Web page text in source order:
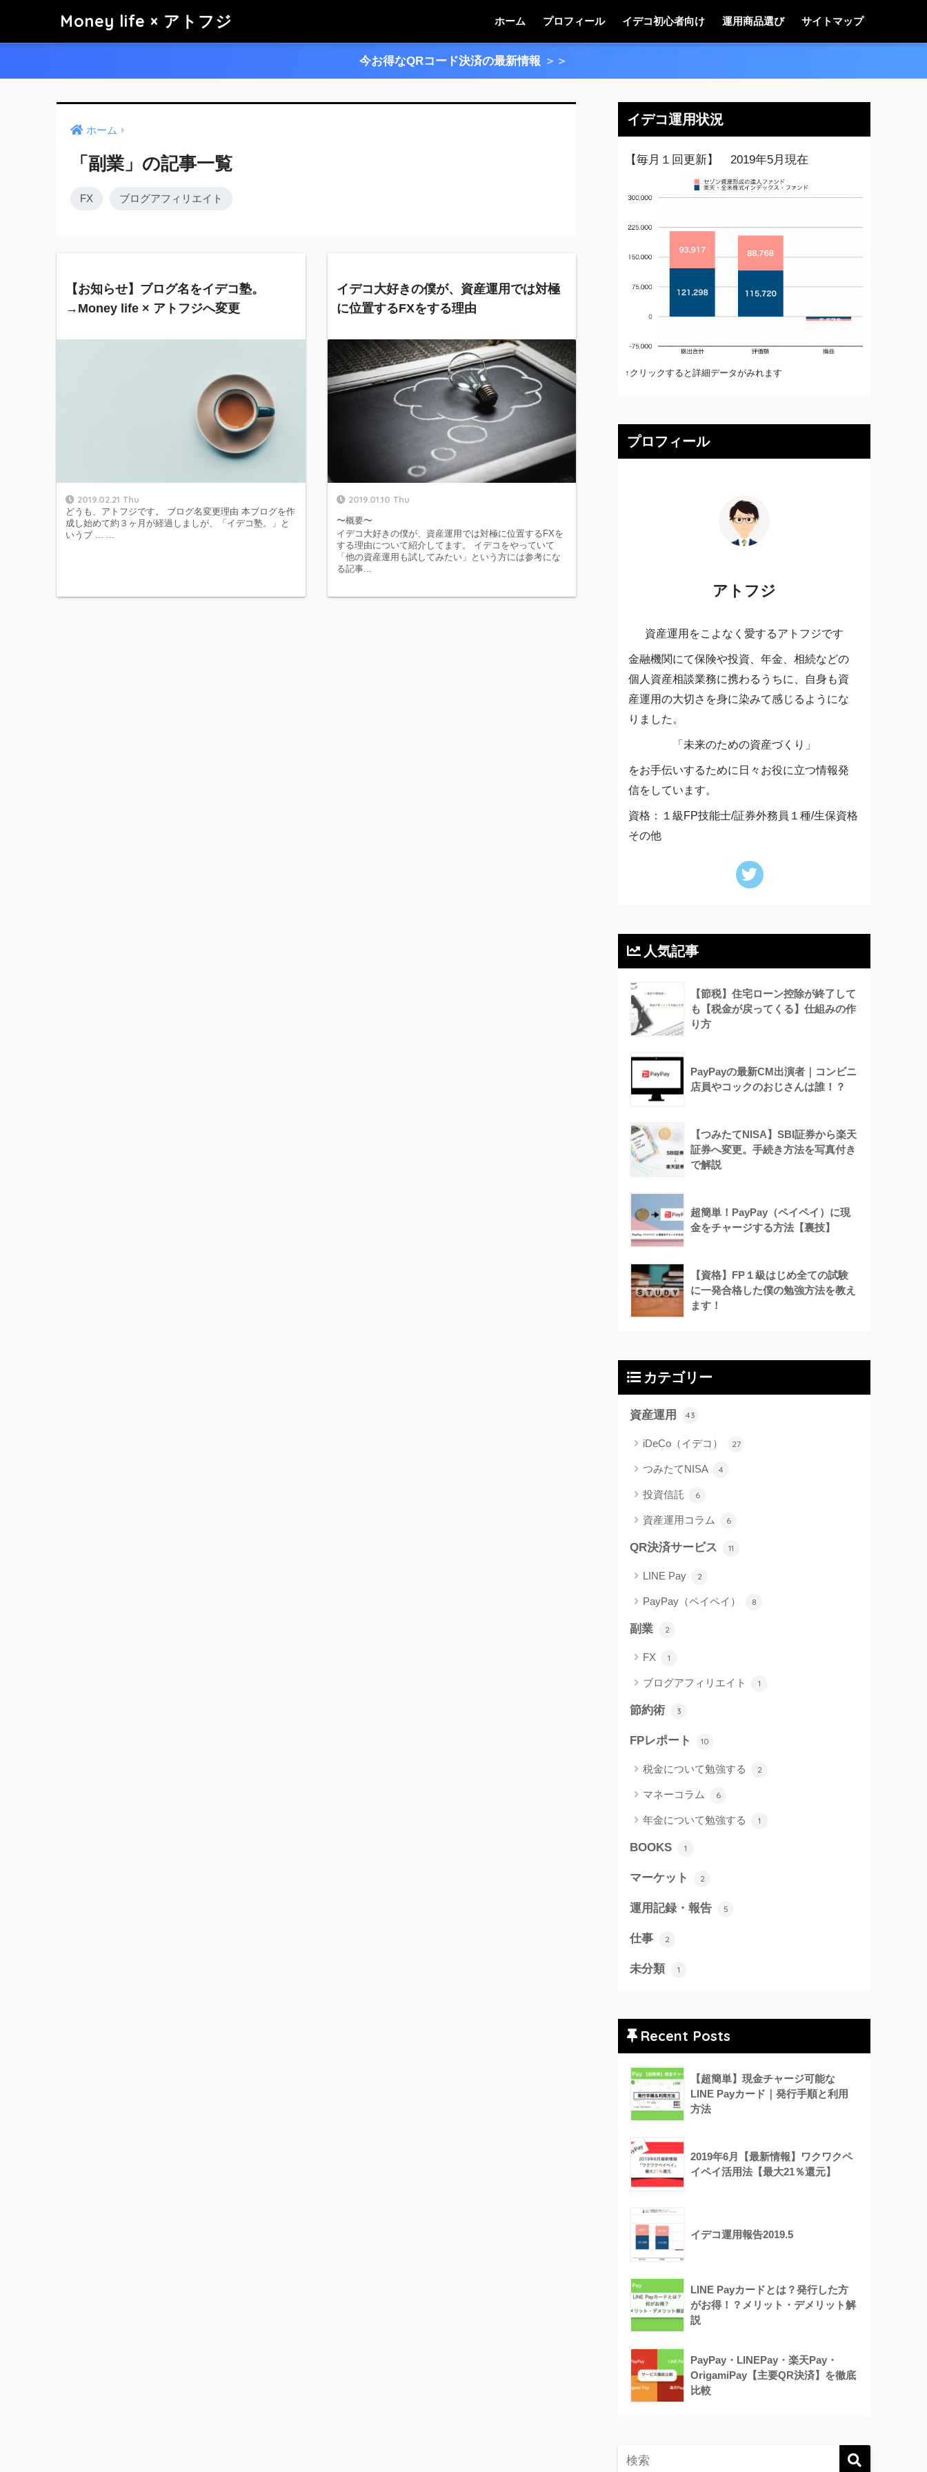
Money life × アトフジ ホーム プロフィール イデコ初心者向け 運用商品選び サイトマップ
今お得なQRコード決済の最新情報 ＞＞
ホーム
「副業」の記事一覧
FX ブログアフィリエイト
【お知らせ】ブログ名をイデコ塾。
→Money life × アトフジへ変更
2019.02.21 Thu
どうも、アトフジです。 ブログ名変更理由 本ブログを作
成し始めて約３ヶ月が経過しましが、「イデコ塾。」と
いうブ ... ...
イデコ大好きの僕が、資産運用では対極
に位置するFXをする理由
2019.01.10 Thu
〜概要〜
イデコ大好きの僕が、資産運用では対極に位置するFXを
する理由について紹介してます。 イデコをやっていて
「他の資産運用も試してみたい」という方には参考にな
る記事...
イデコ運用状況
【毎月１回更新】 2019年5月現在
↑クリックすると詳細データがみれます
プロフィール
アトフジ
資産運用をこよなく愛するアトフジです
金融機関にて保険や投資、年金、相続などの
個人資産相談業務に携わるうちに、自身も資
産運用の大切さを身に染みて感じるようにな
りました。
「未来のための資産づくり」
をお手伝いするために日々お役に立つ情報発
信をしています。
資格：１級FP技能士/証券外務員１種/生保資格
その他
人気記事
【節税】住宅ローン控除が終了して
も【税金が戻ってくる】仕組みの作
り方
PayPayの最新CM出演者｜コンビニ
店員やコックのおじさんは誰！？
【つみたてNISA】SBI証券から楽天
証券へ変更。手続き方法を写真付き
で解説
超簡単！PayPay（ペイペイ）に現
金をチャージする方法【裏技】
【資格】FP１級はじめ全ての試験
に一発合格した僕の勉強方法を教え
ます！
カテゴリー
資産運用 43
iDeCo（イデコ） 27
つみたてNISA 4
投資信託 6
資産運用コラム 6
QR決済サービス 11
LINE Pay 2
PayPay（ペイペイ） 8
副業 2
FX 1
ブログアフィリエイト 1
節約術 3
FPレポート 10
税金について勉強する 2
マネーコラム 6
年金について勉強する 1
BOOKS 1
マーケット 2
運用記録・報告 5
仕事 2
未分類 1
Recent Posts
【超簡単】現金チャージ可能な
LINE Payカード｜発行手順と利用
方法
2019年6月【最新情報】ワクワクペ
イペイ活用法【最大21％還元】
イデコ運用報告2019.5
LINE Payカードとは？発行した方
がお得！？メリット・デメリット解
説
PayPay・LINEPay・楽天Pay・
OrigamiPay【主要QR決済】を徹底
比較